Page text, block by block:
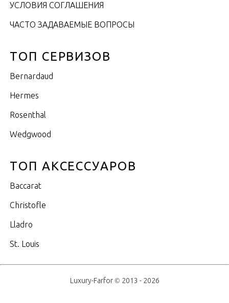
УСЛОВИЯ СОГЛАШЕНИЯ
ЧАСТО ЗАДАВАЕМЫЕ ВОПРОСЫ
ТОП СЕРВИЗОВ
Bernardaud
Hermes
Rosenthal
Wedgwood
ТОП АКСЕССУАРОВ
Baccarat
Christofle
Lladro
St. Louis
Luxury-Farfor © 2013 - 2026